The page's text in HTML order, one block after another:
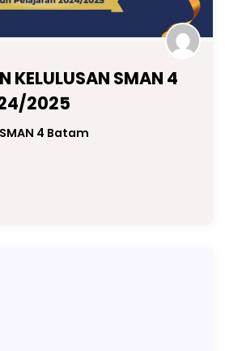
KELULUSAN SMAN 4
2025
SMAN 4 Batam